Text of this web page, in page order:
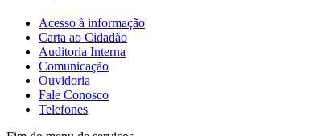
Acesso à informação
Carta ao Cidadão
Auditoria Interna
Comunicação
Ouvidoria
Fale Conosco
Telefones